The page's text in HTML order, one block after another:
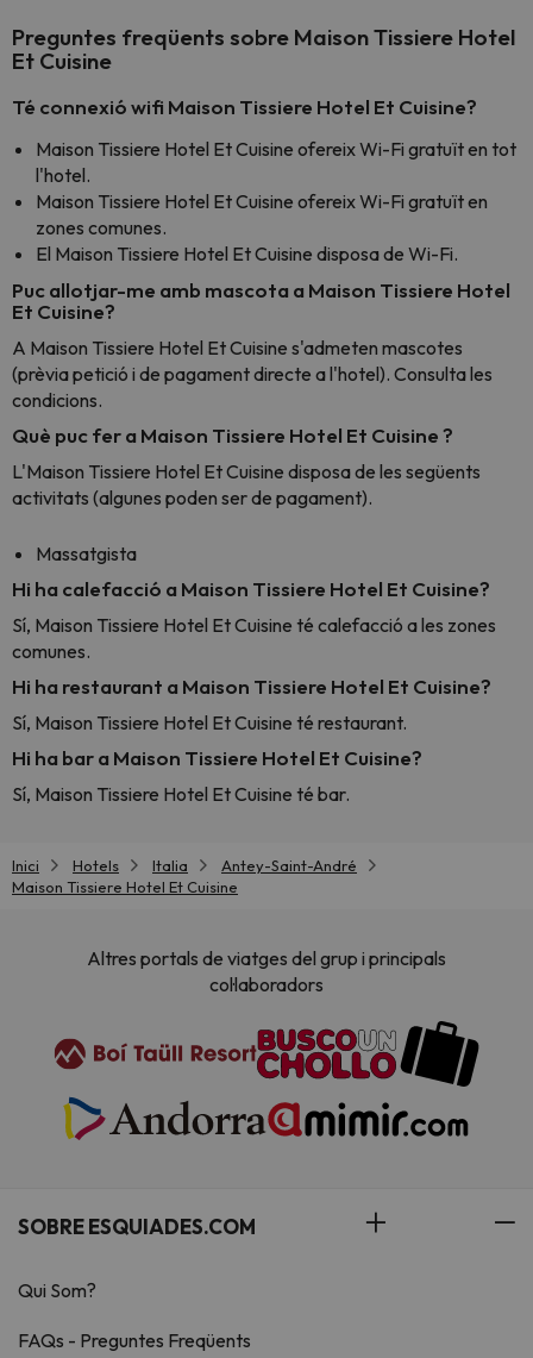
Preguntes freqüents sobre Maison Tissiere Hotel
Et Cuisine
Té connexió wifi Maison Tissiere Hotel Et Cuisine?
Maison Tissiere Hotel Et Cuisine ofereix Wi-Fi gratuït en tot
l'hotel.
Maison Tissiere Hotel Et Cuisine ofereix Wi-Fi gratuït en
zones comunes.
El Maison Tissiere Hotel Et Cuisine disposa de Wi-Fi.
Puc allotjar-me amb mascota a Maison Tissiere Hotel
Et Cuisine?
A Maison Tissiere Hotel Et Cuisine s'admeten mascotes
(prèvia petició i de pagament directe a l'hotel). Consulta les
condicions.
Què puc fer a Maison Tissiere Hotel Et Cuisine ?
L'Maison Tissiere Hotel Et Cuisine disposa de les següents
activitats (algunes poden ser de pagament).
Massatgista
Hi ha calefacció a Maison Tissiere Hotel Et Cuisine?
Sí, Maison Tissiere Hotel Et Cuisine té calefacció a les zones
comunes.
Hi ha restaurant a Maison Tissiere Hotel Et Cuisine?
Sí, Maison Tissiere Hotel Et Cuisine té restaurant.
Hi ha bar a Maison Tissiere Hotel Et Cuisine?
Sí, Maison Tissiere Hotel Et Cuisine té bar.
Inici Hotels Italia
Antey-Saint-André
Maison Tissiere Hotel Et Cuisine
Altres portals de viatges del grup i principals
col·laboradors
SOBRE ESQUIADES.COM
Qui Som?
FAQs - Preguntes Freqüents